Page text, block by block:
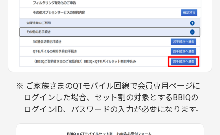
ご家族さまのQTモバイル回線で会員専用ページに
ログインした場合、セット割の対象とするBBIQの
ログインID、パスワードの入力が必要になります。